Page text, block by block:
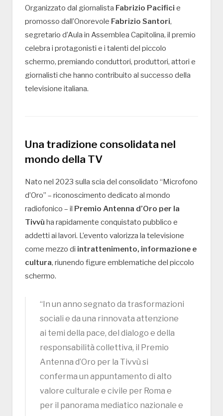
Organizzato dal giornalista Fabrizio Pacifici e
promosso dall’Onorevole Fabrizio Santori,
segretario d’Aula in Assemblea Capitolina, il premio
celebra i protagonisti e i talenti del piccolo
schermo, premiando conduttori, produttori, attori e
giornalisti che hanno contribuito al successo della
televisione italiana.
Una tradizione consolidata nel
mondo della TV
Nato nel 2023 sulla scia del consolidato “Microfono
d’Oro” – riconoscimento dedicato al mondo
radiofonico – il Premio Antenna d’Oro per la
Tivvù ha rapidamente conquistato pubblico e
addetti ai lavori. L’evento valorizza la televisione
come mezzo di intrattenimento, informazione e
cultura, riunendo figure emblematiche del piccolo
schermo.
“In un anno segnato da trasformazioni
sociali e da una rinnovata attenzione
ai temi della pace, del dialogo e della
responsabilità collettiva, il Premio
Antenna d’Oro per la Tivvù si
conferma un appuntamento di alto
valore culturale e civile per Roma e
per il panorama mediatico nazionale e